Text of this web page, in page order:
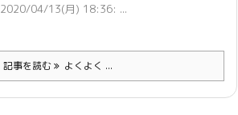
2020/04/13(月) 18:36: ...
記事を読む よくよく ...